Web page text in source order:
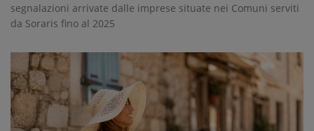
segnalazioni arrivate dalle imprese situate nei Comuni serviti
da Soraris fino al 2025